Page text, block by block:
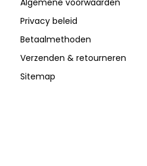
Algemene voorwaarden
Privacy beleid
Betaalmethoden
Verzenden & retourneren
Sitemap